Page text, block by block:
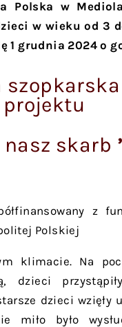
Polska w
w wieku od 3
1 grudnia 2024 o
nasz skarb
z
Polskiej
klimacie. Na
dzieci
dzieci wzięły
miło było